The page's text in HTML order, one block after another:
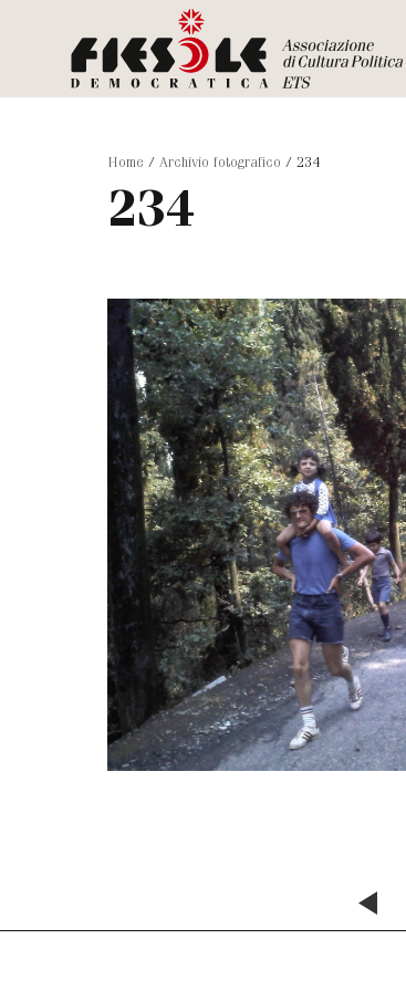
Home / Archivio fotografico / 234
234